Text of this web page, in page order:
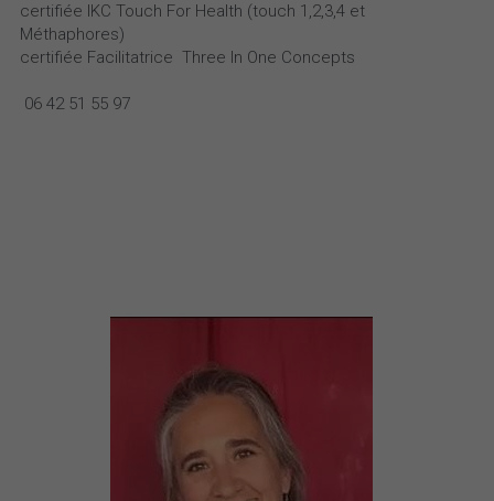
certifiée IKC Touch For Health (touch 1,2,3,4 et
Méthaphores)
certifiée Facilitatrice Three In One Concepts
06 42 51 55 97